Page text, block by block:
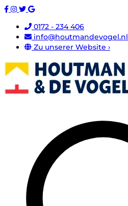
0172 - 234 406
info@houtmandevogel.nl
Zu unserer Website ›